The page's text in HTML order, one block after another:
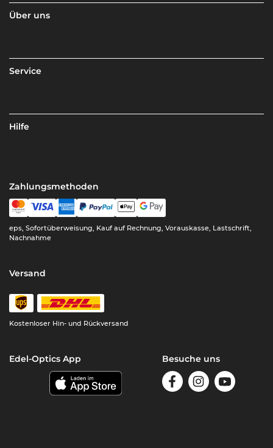
Über uns
Service
Hilfe
Zahlungsmethoden
eps, Sofortüberweisung, Kauf auf Rechnung, Vorauskasse, Lastschrift,
Nachnahme
Versand
Kostenloser Hin- und Rückversand
Edel-Optics App Besuche uns